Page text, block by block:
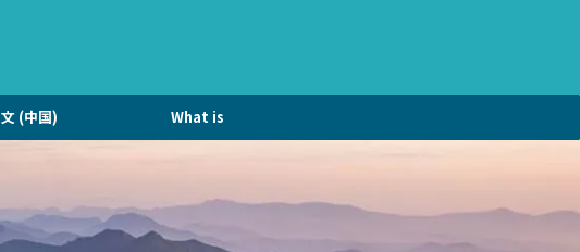
(中国) What is